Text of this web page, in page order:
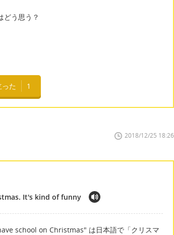
う思う？
た 1
2018/12/25 18:26
It's kind of funny
school on Christmas" は日本語で「クリスマ